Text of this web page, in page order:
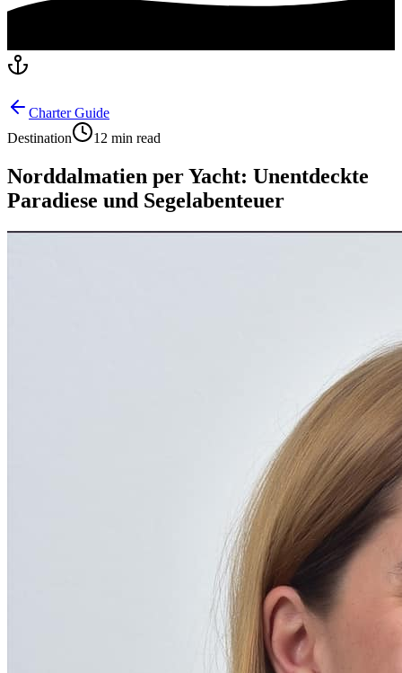
Charter Guide
Destination
12 min read
Norddalmatien per Yacht: Unentdeckte
Paradiese und Segelabenteuer